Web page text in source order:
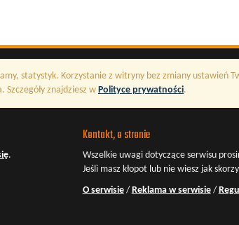
statystyk. Korzystanie z witryny bez zmiany ustawień
znajdziesz w Polityce prywatności.
.
Kontakt, o stronie
Wszelkie uwagi dotyczące serwisu
Jeśli masz kłopot lub nie wiesz jak
O serwisie/ Reklama w serwisie/